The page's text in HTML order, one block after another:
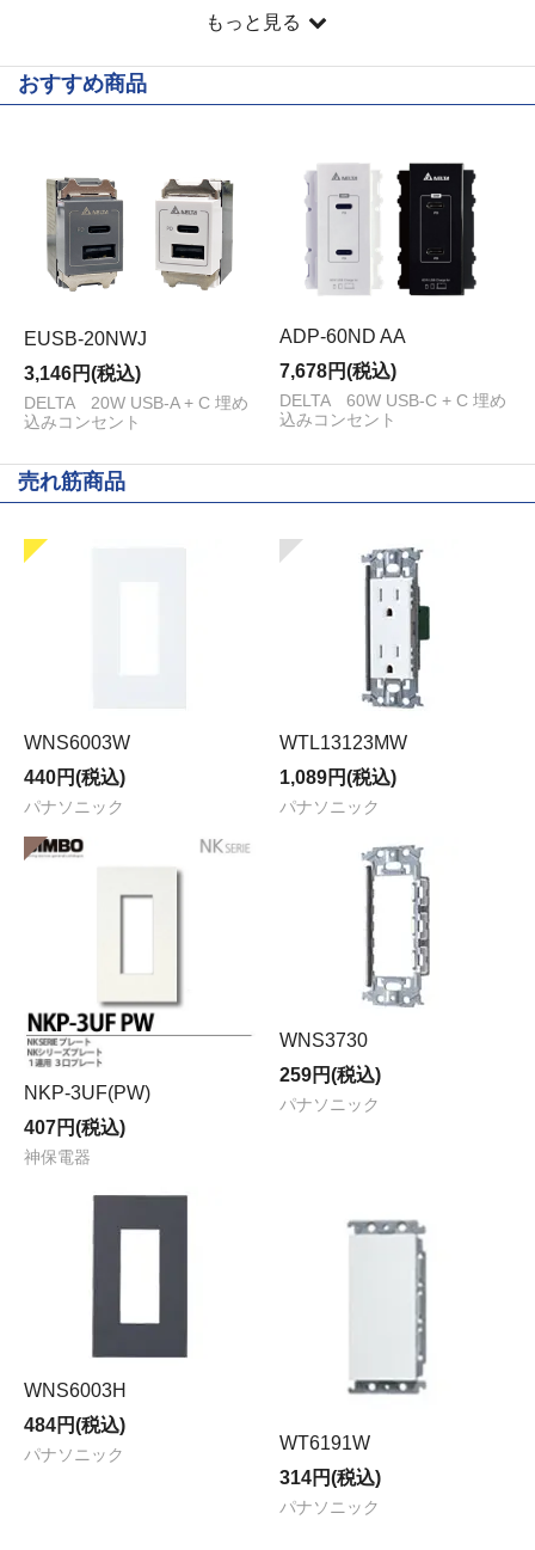
もっと見る
おすすめ商品
EUSB-20NWJ
3,146円(税込)
DELTA 20W USB-A + C 埋め
込みコンセント
ADP-60ND AA
7,678円(税込)
DELTA 60W USB-C + C 埋め
込みコンセント
売れ筋商品
WNS6003W
440円(税込)
パナソニック
WTL13123MW
1,089円(税込)
パナソニック
NKP-3UF(PW)
407円(税込)
神保電器
WNS3730
259円(税込)
パナソニック
WNS6003H
484円(税込)
パナソニック
WT6191W
314円(税込)
パナソニック